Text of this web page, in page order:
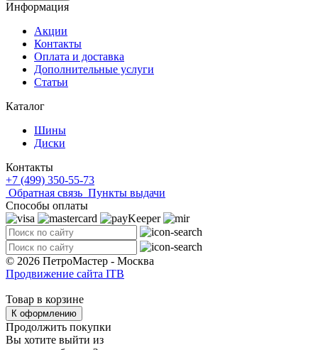
Информация
Акции
Контакты
Оплата и доставка
Дополнительные услуги
Статьи
Каталог
Шины
Диски
Контакты
+7 (499) 350-55-73
Обратная связь Пункты выдачи
Способы оплаты
© 2026 ПетроМастер - Москва
Продвижение сайта ITB
Товар в корзине
К оформлению
Продолжить покупки
Вы хотите выйти из